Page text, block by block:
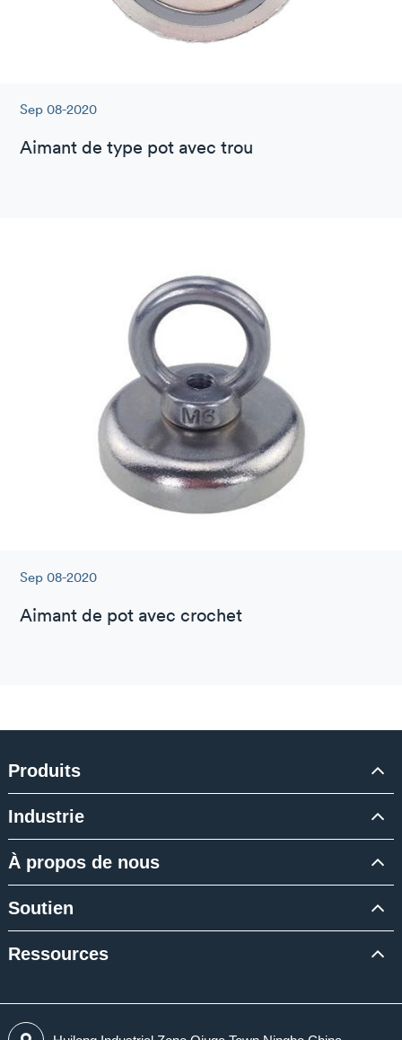
Sep 08-2020
Aimant de type pot avec trou
Sep 08-2020
Aimant de pot avec crochet
Produits
Industrie
À propos de nous
Soutien
Ressources